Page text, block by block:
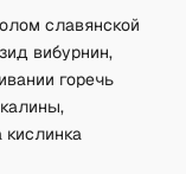
славянской
вибурнин,
горечь
кислинка